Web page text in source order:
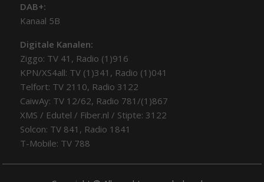
DAB+:
Kanaal 5B
Digitale Kanalen:
Ziggo: TV 41, Radio (1)916
KPN/XS4all: TV (1)341, Radio (1)041
Telfort: TV 2110, Radio 3122
CaiwAy: TV 12/62, Radio 781/(1)867
XMS / Edutel / Fiber.nl / Stipte: 3122
Solcon: TV 841, Radio 1841
T-Mobile: TV 788